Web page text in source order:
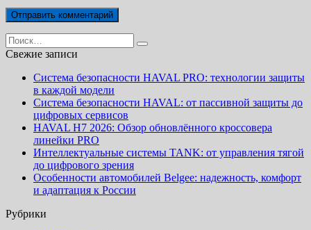
Search
for:
Свежие записи
Система безопасности HAVAL PRO: технологии защиты
в каждой модели
Система безопасности HAVAL: от пассивной защиты до
цифровых сервисов
HAVAL H7 2026: Обзор обновлённого кроссовера
линейки PRO
Интеллектуальные системы TANK: от управления тягой
до цифрового зрения
Особенности автомобилей Belgee: надежность, комфорт
и адаптация к России
Рубрики